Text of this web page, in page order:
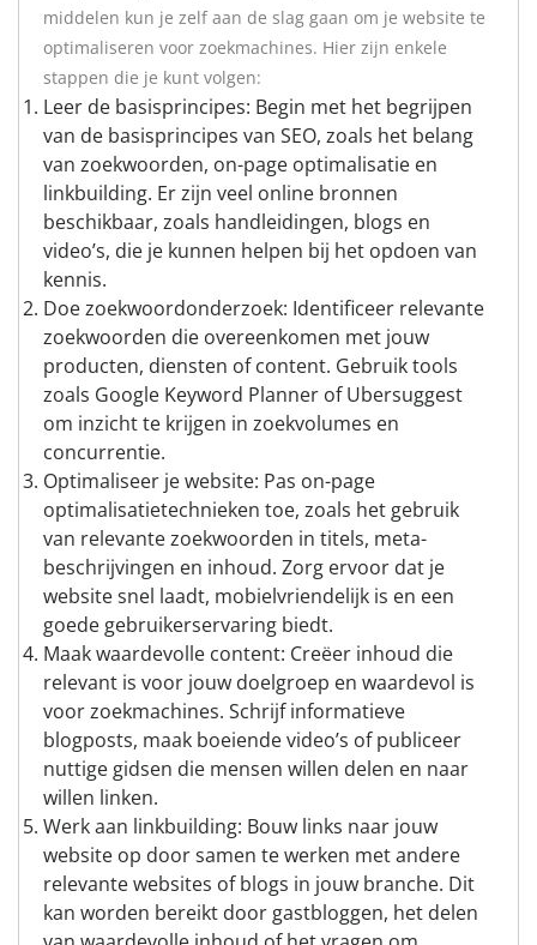
middelen kun je zelf aan de slag gaan om je website te
optimaliseren voor zoekmachines. Hier zijn enkele
stappen die je kunt volgen:
Leer de basisprincipes: Begin met het begrijpen
van de basisprincipes van SEO, zoals het belang
van zoekwoorden, on-page optimalisatie en
linkbuilding. Er zijn veel online bronnen
beschikbaar, zoals handleidingen, blogs en
video’s, die je kunnen helpen bij het opdoen van
kennis.
Doe zoekwoordonderzoek: Identificeer relevante
zoekwoorden die overeenkomen met jouw
producten, diensten of content. Gebruik tools
zoals Google Keyword Planner of Ubersuggest
om inzicht te krijgen in zoekvolumes en
concurrentie.
Optimaliseer je website: Pas on-page
optimalisatietechnieken toe, zoals het gebruik
van relevante zoekwoorden in titels, meta-
beschrijvingen en inhoud. Zorg ervoor dat je
website snel laadt, mobielvriendelijk is en een
goede gebruikerservaring biedt.
Maak waardevolle content: Creëer inhoud die
relevant is voor jouw doelgroep en waardevol is
voor zoekmachines. Schrijf informatieve
blogposts, maak boeiende video’s of publiceer
nuttige gidsen die mensen willen delen en naar
willen linken.
Werk aan linkbuilding: Bouw links naar jouw
website op door samen te werken met andere
relevante websites of blogs in jouw branche. Dit
kan worden bereikt door gastbloggen, het delen